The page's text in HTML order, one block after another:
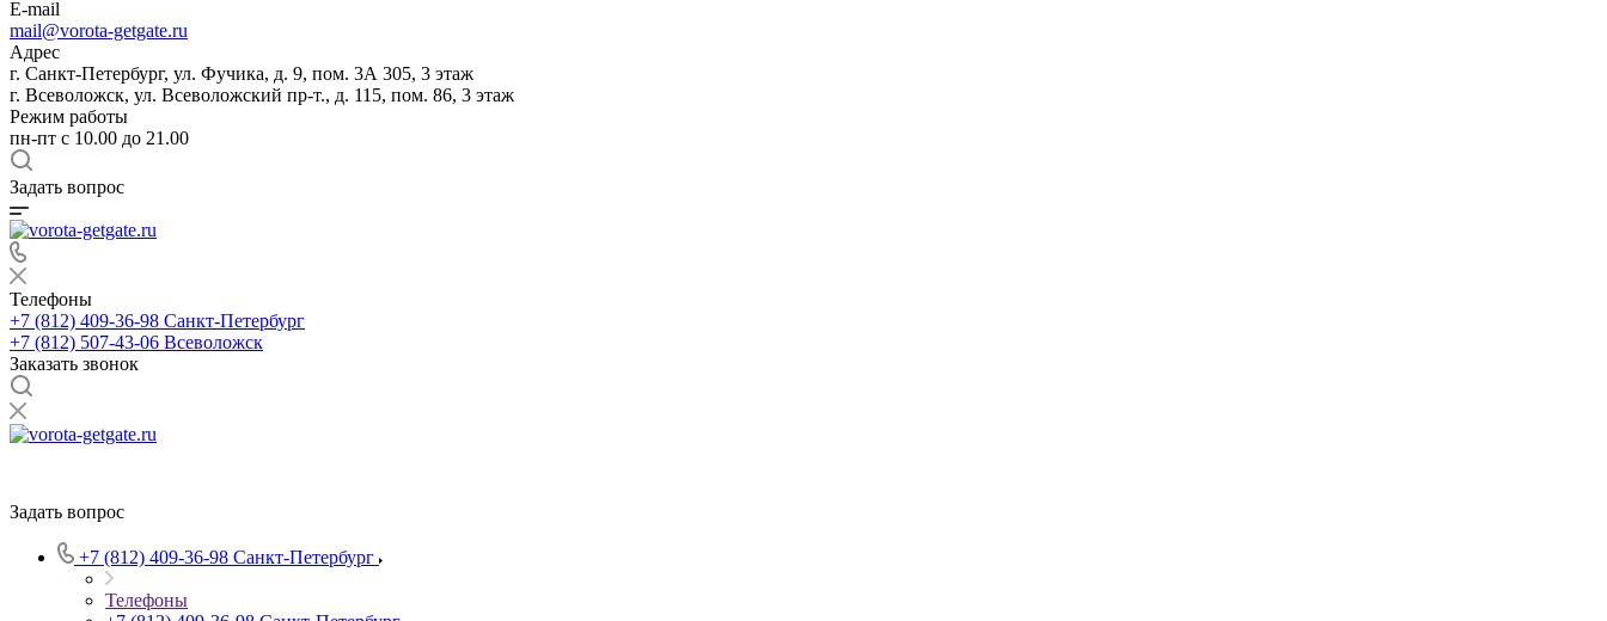
E-mail
mail@vorota-getgate.ru
Адрес
г. Санкт-Петербург, ул. Фучика, д. 9, пом. 3А 305, 3 этаж
г. Всеволожск, ул. Всеволожский пр-т., д. 115, пом. 86, 3 этаж
Режим работы
пн-пт c 10.00 до 21.00
Задать вопрос
Телефоны
+7 (812) 409-36-98 Санкт-Петербург
+7 (812) 507-43-06 Всеволожск
Заказать звонок
Задать вопрос
+7 (812) 409-36-98 Санкт-Петербург
Телефоны